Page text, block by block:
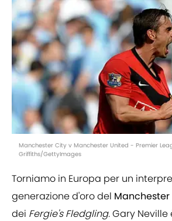
Manchester City v Manchester United - Premier
Griffiths/GettyImages
Torniamo in Europa per un
generazione d'oro del Manchester
dei Fergie's Fledgling.Gary Neville